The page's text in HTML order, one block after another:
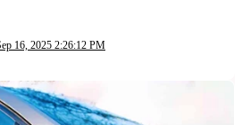
16, 2025 2:26:12 PM